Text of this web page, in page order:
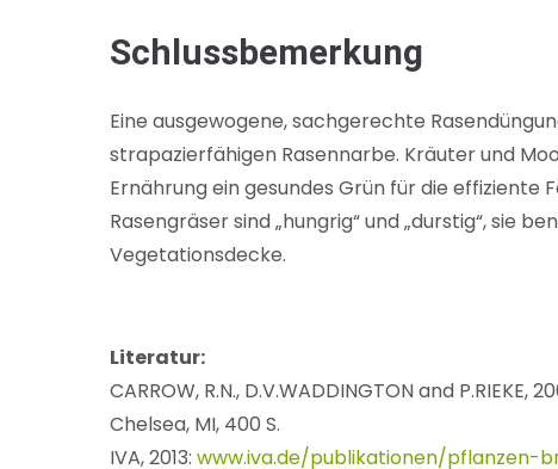
Schlussbemerkung
Eine ausgewogene, sachgerechte
strapazierfähigen Rasennarbe. Kräuter und
Ernährung ein gesundes Grün für die
Rasengräser sind „hungrig“ und „durstig“, sie
Vegetationsdecke.
Literatur:
CARROW, R.N., D.V.WADDINGTON and
Chelsea, MI, 400 S.
IVA, 2013: www.iva.de/publikationen/